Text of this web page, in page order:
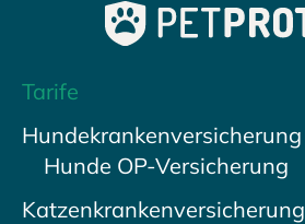
Tarife
Hundekrankenversicherung
Hunde OP-Versicherung
Katzenkrankenversicherung